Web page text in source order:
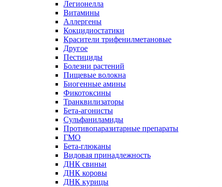
Легионелла
Витамины
Аллергены
Кокцидиостатики
Красители трифенилметановые
Другое
Пестициды
Болезни растений
Пищевые волокна
Биогенные амины
Фикотоксины
Транквилизаторы
Бета-агонисты
Сульфаниламиды
Противопаразитарные препараты
ГМО
Бета-глюканы
Видовая принадлежность
ДНК свиньи
ДНК коровы
ДНК курицы